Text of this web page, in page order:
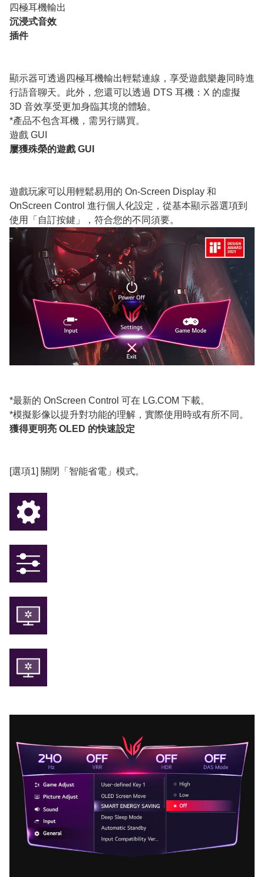
四極耳機輸出
沉浸式音效
插件
顯示器可透過四極耳機輸出輕鬆連線，享受遊戲樂趣同時進
行語音聊天。此外，您還可以透過 DTS 耳機：X 的虛擬
3D 音效享受更加身臨其境的體驗。
*產品不包含耳機，需另行購買。
遊戲 GUI
屢獲殊榮的遊戲 GUI
遊戲玩家可以用輕鬆易用的 On-Screen Display 和
OnScreen Control 進行個人化設定，從基本顯示器選項到
使用「自訂按鍵」，符合您的不同須要。
*最新的 OnScreen Control 可在 LG.COM 下載。
*模擬影像以提升對功能的理解，實際使用時或有所不同。
獲得更明亮 OLED 的快速設定
[選項1] 關閉「智能省電」模式。